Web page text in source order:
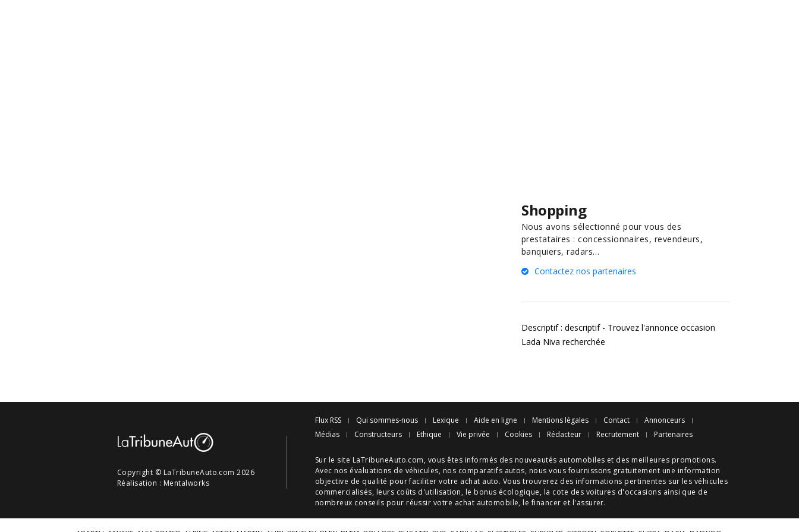
Shopping
Nous avons sélectionné pour vous des
prestataires : concessionnaires, revendeurs,
banquiers, radars…
Contactez nos partenaires
Descriptif : descriptif - Trouvez l'annonce occasion
Lada Niva recherchée
Copyright © LaTribuneAuto.com 2026
Réalisation : Mentalworks
Flux RSS Qui sommes-nous Lexique Aide en ligne Mentions légales Contact
Annonceurs
Médias
Constructeurs Ethique Vie privée Cookies Rédacteur Recrutement Partenaires
Sur le site LaTribuneAuto.com, vous êtes informés des nouveautés automobiles et des meilleures promotions.
Avec nos évaluations de véhicules, nos comparatifs autos, nous vous fournissons gratuitement une information
objective de qualité pour faciliter votre achat auto. Vous trouverez des informations pertinentes sur les véhicules
commercialisés, leurs coûts d'utilisation, le bonus écologique, la cote des voitures d'occasions ainsi que de
nombreux conseils pour réussir votre achat automobile, le financer et l'assurer.